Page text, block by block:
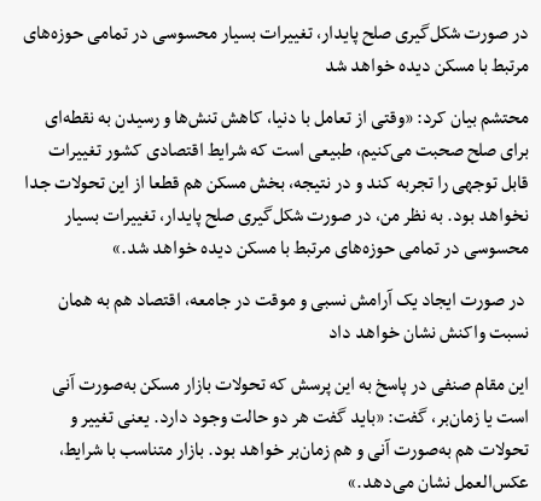
در صورت شکل‌گیری صلح پایدار، تغییرات بسیار محسوسی در تمامی حوزه‌های
مرتبط با مسکن دیده خواهد شد
محتشم بیان کرد: «وقتی از تعامل با دنیا، کاهش تنش‌ها و رسیدن به نقطه‌ای
برای صلح صحبت می‌کنیم، طبیعی است که شرایط اقتصادی کشور تغییرات
قابل توجهی را تجربه کند و در نتیجه، بخش مسکن هم قطعا از این تحولات جدا
نخواهد بود. به نظر من، در صورت شکل‌گیری صلح پایدار، تغییرات بسیار
محسوسی در تمامی حوزه‌های مرتبط با مسکن دیده خواهد شد.»
در صورت ایجاد یک آرامش نسبی و موقت در جامعه، اقتصاد هم به همان
نسبت واکنش نشان خواهد داد
این مقام صنفی در پاسخ به این پرسش که تحولات بازار مسکن به‌صورت آنی
است یا زمان‌بر، گفت: «باید گفت هر دو حالت وجود دارد. یعنی تغییر و
تحولات هم به‌صورت آنی و هم زمان‌بر خواهد بود. بازار متناسب با شرایط،
عکس‌العمل نشان می‌دهد.»